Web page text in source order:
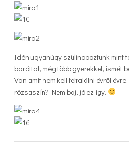
Idén ugyanúgy szülinapoztunk mint
baráttal, még több gyerekkel, ismét
Van amit nem kell feltalálni évről
rózsaszín? Nem baj, jó ez így.